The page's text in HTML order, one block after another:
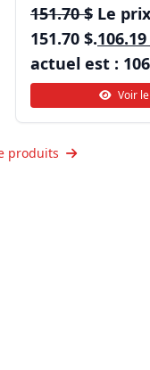
151.70$ Le
151.70 $.106.19
actuel est :
Voir
produits